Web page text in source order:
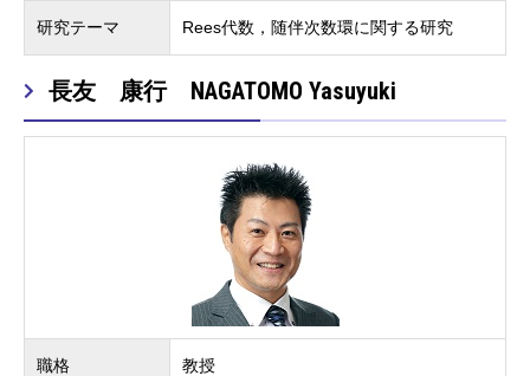
研究テーマ Rees代数，随伴次数環に関する研究
長友 康行 NAGATOMO Yasuyuki
職格 教授